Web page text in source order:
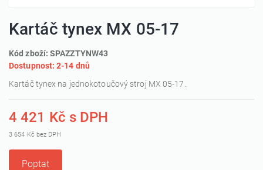
Kartáč tynex MX 05-17
Kód zboží: SPAZZTYNW43
Dostupnost: 2-14 dnů
Kartáč tynex na jednokotoučový stroj MX 05-17.
4 421 Kč s DPH
3 654 Kč bez DPH
Poptat